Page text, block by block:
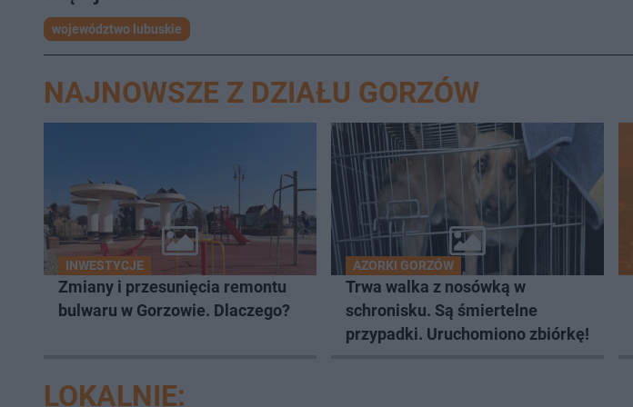
województwo lubuskie
NAJNOWSZE Z DZIAŁU GORZÓW
INWESTYCJE
Zmiany i przesunięcia remontu
bulwaru w Gorzowie. Dlaczego?
AZORKI GORZÓW
Trwa walka z nosówką w
schronisku. Są śmiertelne
przypadki. Uruchomiono zbiórkę!
LOKALNIE: